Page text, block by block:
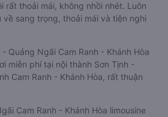
rất thoải mái, không nhồi nhét. Luôn
sang trọng, thoải mái và tiện nghi
Quảng Ngãi Cam Ranh - Khánh Hòa
miễn phí tại nội thành Sơn Tịnh -
Cam Ranh - Khánh Hòa, rất thuận
Cam Ranh - Khánh Hòa limousine